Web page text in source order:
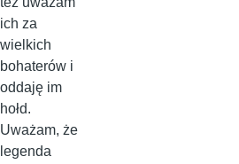
ich za
wielkich
bohaterów i
oddaję im
hołd.
Uważam, że
legenda